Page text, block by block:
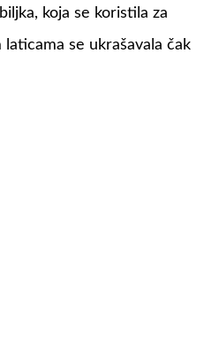
koja se koristila za
se ukrašavala čak